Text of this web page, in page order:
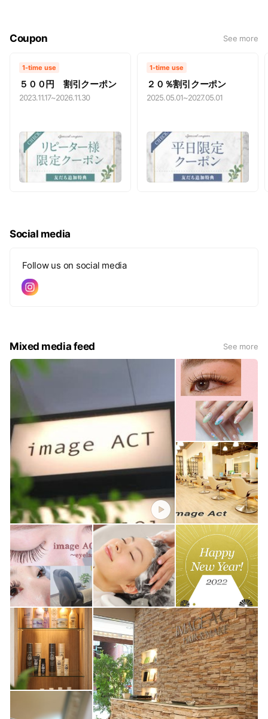
Coupon See more
1-time use
５００円 割引クーポン
2023.11.17~2026.11.30
1-time use
２０％割引クーポン
2025.05.01~2027.05.01
Social media
Follow us on social media
Mixed media feed See more